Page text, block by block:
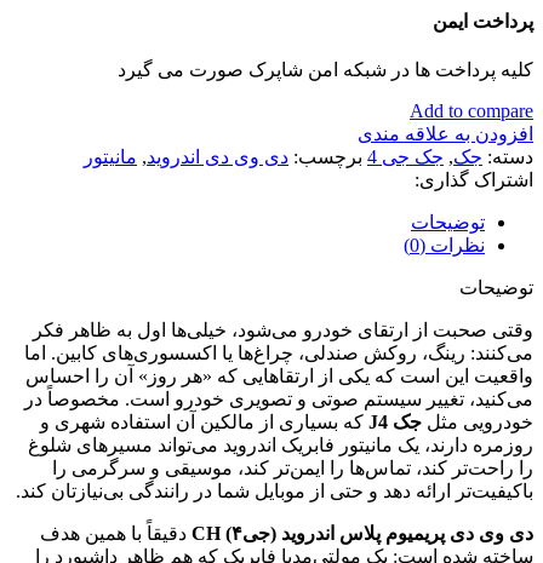
پرداخت ایمن
کلیه پرداخت ها در شبکه امن شاپرک صورت می گیرد
Add to compare
افزودن به علاقه مندی
دسته: جک, جک جی 4 برچسب: دی وی دی اندروید, مانیتور
اشتراک گذاری:
توضیحات
نظرات (0)
توضیحات
وقتی صحبت از ارتقای خودرو می‌شود، خیلی‌ها اول به ظاهر فکر
می‌کنند: رینگ، روکش صندلی، چراغ‌ها یا اکسسوری‌های کابین. اما
واقعیت این است که یکی از ارتقاهایی که «هر روز» آن را احساس
می‌کنید، تغییر سیستم صوتی و تصویری خودرو است. مخصوصاً در
خودرویی مثل جک J4
که بسیاری از مالکین آن استفاده شهری و
روزمره دارند، یک مانیتور فابریک اندروید می‌تواند مسیرهای شلوغ
را راحت‌تر کند، تماس‌ها را ایمن‌تر کند، موسیقی و سرگرمی را
باکیفیت‌تر ارائه دهد و حتی از موبایل شما در رانندگی بی‌نیازتان کند.
دی وی دی پریمیوم پلاس اندروید (جی۴) CH
دقیقاً با همین هدف
ساخته شده است: یک مولتی‌مدیا فابریک که هم ظاهر داشبورد را